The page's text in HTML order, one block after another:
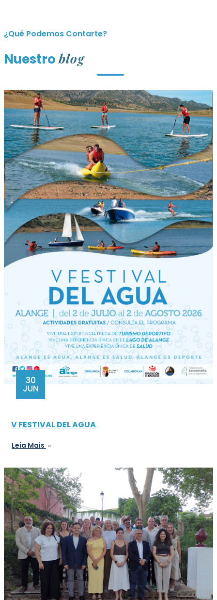
¿Qué Podemos Contarte?
Nuestroblog
30
JUN
V FESTIVAL DEL AGUA
Leia Mais